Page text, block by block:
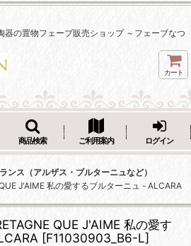
器の置物フェーブ販売ショップ ～フェーブなつ
カート
商品検索 ご利用案内 ログイン
ンス（アルザス・ブルターニュなど）
J'AIME 私の愛するブルターニュ - ALCARA
QUE J'AIME 私の愛す
[F11030903_B6-L]